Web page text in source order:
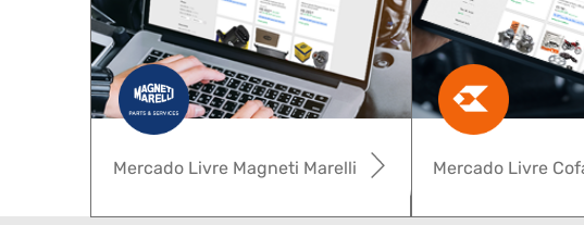
Mercado Livre
Mercado Livre Magneti Marelli